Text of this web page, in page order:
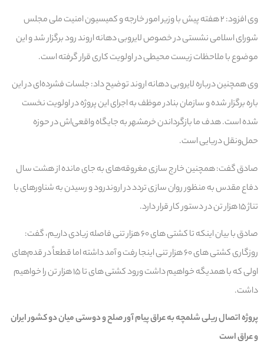
وی افزود: ۲ هفته پیش با وزیر امور خارجه و کمیسیون امنیت ملی مجلس
شورای اسلامی نشستی در خصوص لایروبی دهانه اروند رود برگزار شد و این
موضوع با ملاحظات زیست محیطی در اولویت کاری قرار گرفته است.
وی همچنین درباره لایروبی دهانه اروند توضیح داد: جلسات فشرده‌ای در این
باره برگزار شده و سازمان بنادر موظف به اجرای این پروژه در اولویت نخست
شده است. هدف ما بازگرداندن خرمشهر به جایگاه واقعی‌اش در حوزه
حمل‌ونقل دریایی است.
صادق گفت: همچنین خارج سازی مغروقه‌های به جای مانده از هشت سال
دفاع مقدس به منظور روان سازی تردد در اروندرود و رسیدن به شناورهای با
تناژ ۱۵ هزار تن در دستور کار قرار دارد.
صادق با بیان اینکه تا کشتی های ۶۰ هزار تنی فاصله زیادی داریم، گفت:
روزگاری کشتی های ۶۰ هزار تنی اینجا رفت و آمد داشته اما قطعاً در قدم‌های
اولی که با همدیگه خواهیم داشت ورود کشتی های تا ۱۵ هزار تن را خواهیم
داشت.
پروژه اتصال ریلی شلمچه به عراق پیام آور صلح و دوستی میان دو کشور ایران
و عراق است